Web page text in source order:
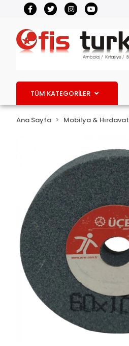
TÜM KATEGORİLER
Ana Sayfa Mobilya & Hırdavat